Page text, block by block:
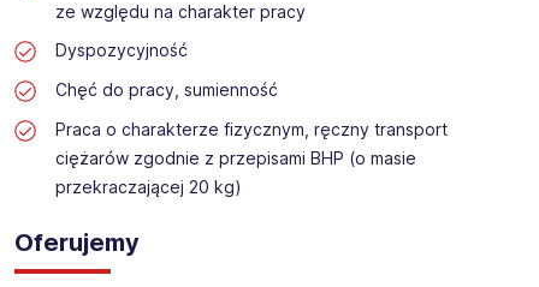
ze względu na charakter pracy
Dyspozycyjność
Chęć do pracy, sumienność
Praca o charakterze fizycznym, ręczny transport
ciężarów zgodnie z przepisami BHP (o masie
przekraczającej 20 kg)
Oferujemy